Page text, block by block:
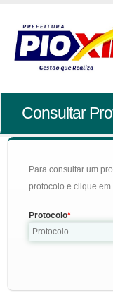
Consultar
Para consultar um
protocolo e clique em
Protocolo